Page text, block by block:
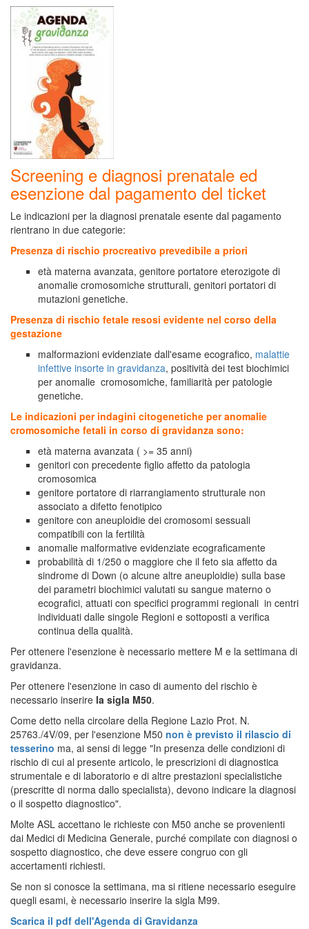
Screening e diagnosi prenatale ed
esenzione dal pagamento del ticket
Le indicazioni per la diagnosi prenatale esente dal pagamento
rientrano in due categorie:
Presenza di rischio procreativo prevedibile a priori
età materna avanzata, genitore portatore eterozigote di
anomalie cromosomiche strutturali, genitori portatori di
mutazioni genetiche.
Presenza di rischio fetale resosi evidente nel corso della
gestazione
malformazioni evidenziate dall'esame ecografico, malattie
infettive insorte in gravidanza, positività dei test biochimici
per anomalie cromosomiche, familiarità per patologie
genetiche.
Le indicazioni per indagini citogenetiche per anomalie
cromosomiche fetali in corso di gravidanza sono:
età materna avanzata ( >= 35 anni)
genitori con precedente figlio affetto da patologia
cromosomica
genitore portatore di riarrangiamento strutturale non
associato a difetto fenotipico
genitore con aneuploidie dei cromosomi sessuali
compatibili con la fertilità
anomalie malformative evidenziate ecograficamente
probabilità di 1/250 o maggiore che il feto sia affetto da
sindrome di Down (o alcune altre aneuploidie) sulla base
dei parametri biochimici valutati su sangue materno o
ecografici, attuati con specifici programmi regionali in centri
individuati dalle singole Regioni e sottoposti a verifica
continua della qualità.
Per ottenere l'esenzione è necessario mettere M e la settimana di
gravidanza.
Per ottenere l'esenzione in caso di aumento del rischio è
necessario inserire la sigla M50.
Come detto nella circolare della Regione Lazio Prot. N.
25763./4V/09, per l'esenzione M50 non è previsto il rilascio di
tesserino ma, ai sensi di legge "In presenza delle condizioni di
rischio di cui al presente articolo, le prescrizioni di diagnostica
strumentale e di laboratorio e di altre prestazioni specialistiche
(prescritte di norma dallo specialista), devono indicare la diagnosi
o il sospetto diagnostico".
Molte ASL accettano le richieste con M50 anche se provenienti
dai Medici di Medicina Generale, purché compilate con diagnosi o
sospetto diagnostico, che deve essere congruo con gli
accertamenti richiesti.
Se non si conosce la settimana, ma si ritiene necessario eseguire
quegli esami, è necessario inserire la sigla M99.
Scarica il pdf dell'Agenda di Gravidanza